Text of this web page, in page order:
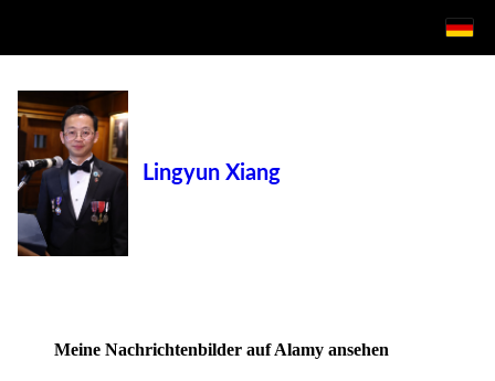
Lingyun Xiang
Meine Nachrichtenbilder auf Alamy ansehen